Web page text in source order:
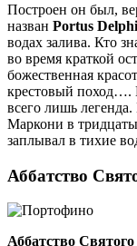
Построен он был,
назван Portus
водах залива. Кто
во время краткой
божественная
крестовый поход….
всего лишь
Маркони в
заплывал в тихие
Аббатство
Аббатство